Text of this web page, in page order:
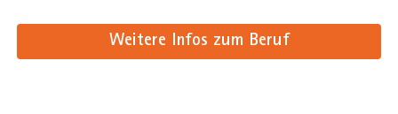
Weitere Infos zum Beruf